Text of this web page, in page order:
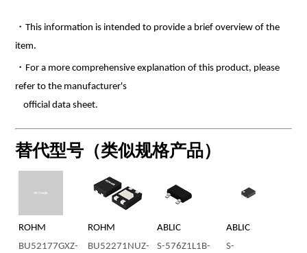
・This information is intended to provide a brief overview of the
item.
・For a more comprehensive explanation of this product, please
refer to the manufacturer's
official data sheet.
替代型号（类似规格产品）
ROHM
BU52177GXZ-
ROHM
BU52271NUZ-
ABLIC
S-576Z1L1B-
ABLIC
S-